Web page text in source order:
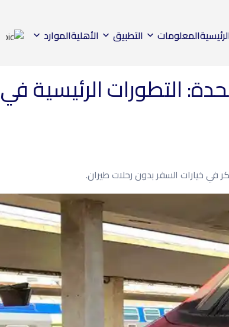
المعلومات التطبيق الأهليةالموارد
التطورات الرئيسية
في خيارات السفر بدون رحلات طيران.